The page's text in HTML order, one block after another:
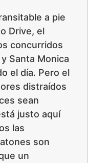
a pie
Drive, el
concurridos
Santa Monica
el día. Pero el
distraídos
sean
justo aquí
las
son
un